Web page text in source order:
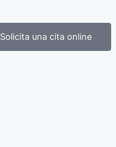
Solicita una cita online